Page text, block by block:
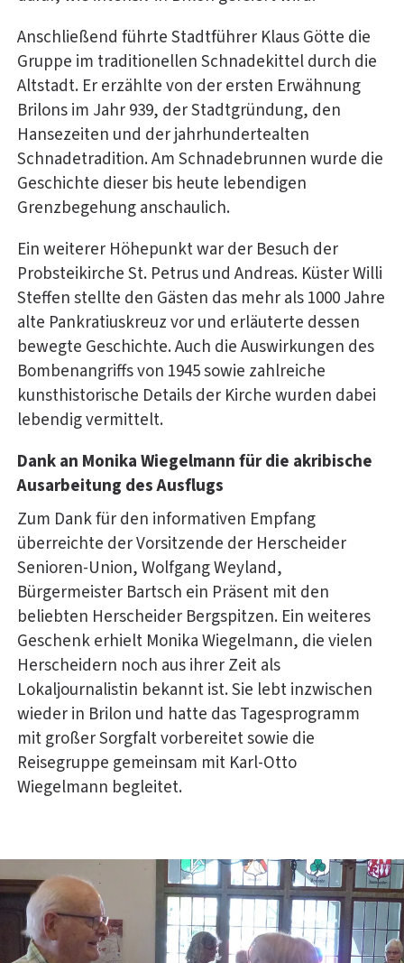
Anschließend führte Stadtführer Klaus Götte die
Gruppe im traditionellen Schnadekittel durch die
Altstadt. Er erzählte von der ersten Erwähnung
Brilons im Jahr 939, der Stadtgründung, den
Hansezeiten und der jahrhundertealten
Schnadetradition. Am Schnadebrunnen wurde die
Geschichte dieser bis heute lebendigen
Grenzbegehung anschaulich.
Ein weiterer Höhepunkt war der Besuch der
Probsteikirche St. Petrus und Andreas. Küster Willi
Steffen stellte den Gästen das mehr als 1000 Jahre
alte Pankratiuskreuz vor und erläuterte dessen
bewegte Geschichte. Auch die Auswirkungen des
Bombenangriffs von 1945 sowie zahlreiche
kunsthistorische Details der Kirche wurden dabei
lebendig vermittelt.
Dank an Monika Wiegelmann für die akribische
Ausarbeitung des Ausflugs
Zum Dank für den informativen Empfang
überreichte der Vorsitzende der Herscheider
Senioren-Union, Wolfgang Weyland,
Bürgermeister Bartsch ein Präsent mit den
beliebten Herscheider Bergspitzen. Ein weiteres
Geschenk erhielt Monika Wiegelmann, die vielen
Herscheidern noch aus ihrer Zeit als
Lokaljournalistin bekannt ist. Sie lebt inzwischen
wieder in Brilon und hatte das Tagesprogramm
mit großer Sorgfalt vorbereitet sowie die
Reisegruppe gemeinsam mit Karl-Otto
Wiegelmann begleitet.